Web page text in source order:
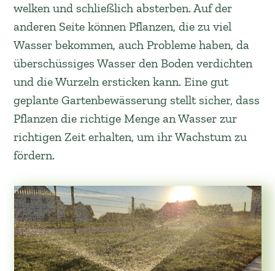
welken und schließlich absterben. Auf der
anderen Seite können Pflanzen, die zu viel
Wasser bekommen, auch Probleme haben, da
überschüssiges Wasser den Boden verdichten
und die Wurzeln ersticken kann. Eine gut
geplante Gartenbewässerung stellt sicher, dass
Pflanzen die richtige Menge an Wasser zur
richtigen Zeit erhalten, um ihr Wachstum zu
fördern.